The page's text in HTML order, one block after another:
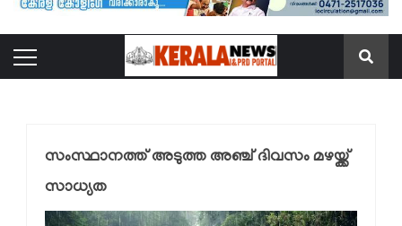
സംസ്ഥാനത്ത് അടുത്ത അഞ്ച് ദിവസം മഴയ്ക്ക്
സാധ്യത